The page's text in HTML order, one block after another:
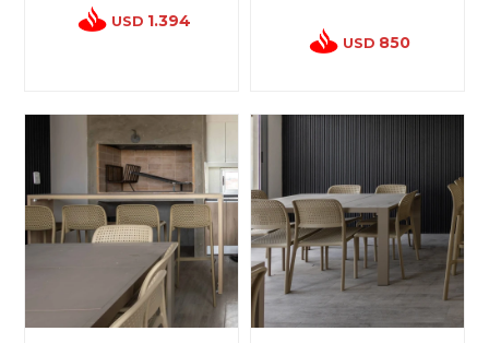
USD 1.394
USD 850